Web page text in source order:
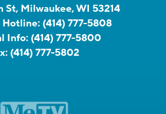
St, Milwaukee, WI 53214
Hotline: (414) 777-5808
Info: (414) 777-5800
(414) 777-5802